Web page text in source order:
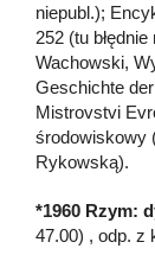
niepubl.);
252 (tu
Wachowski,
Geschichte
Mistrovstvi
środowiskowy
Rykowską).
*1960 Rzym:
47.00) , odp. z